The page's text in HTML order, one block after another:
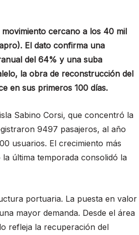
cercano a los 40 mil
El dato confirma una
del 64% y una suba
la obra de reconstrucción del
en sus primeros 100 días.
Sabino Corsi, que concentró la
9497 pasajeros, al año
usuarios. El crecimiento más
última temporada consolidó la
portuaria. La puesta en valor
mayor demanda. Desde el área
refleja la recuperación del